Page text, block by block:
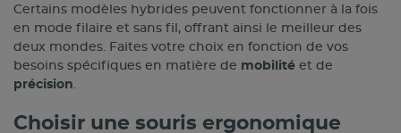
Certains modèles hybrides peuvent fonctionner à la fois
en mode filaire et sans fil, offrant ainsi le meilleur des
deux mondes. Faites votre choix en fonction de vos
besoins spécifiques en matière de mobilité et de
précision
Choisir une souris ergonomique